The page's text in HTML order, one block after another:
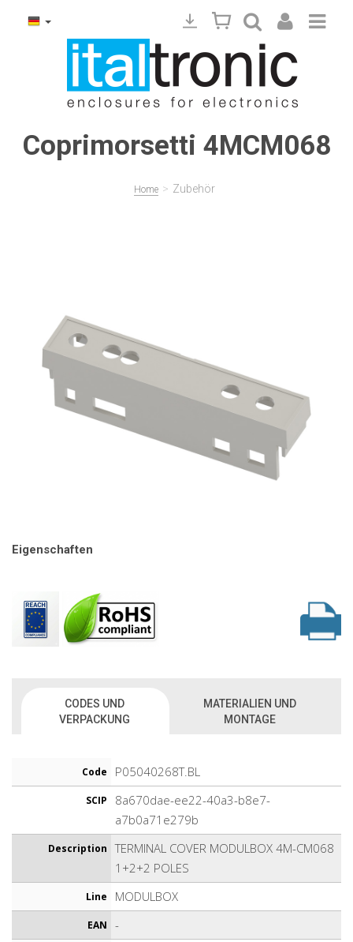
Coprimorsetti 4MCM068
Home > Zubehör
Eigenschaften
CODES UND
VERPACKUNG
MATERIALIEN UND
MONTAGE
Code P05040268T.BL
SCIP
8a670dae-ee22-40a3-b8e7-
a7b0a71e279b
Description
TERMINAL COVER MODULBOX 4M-CM068
1+2+2 POLES
Line MODULBOX
EAN -